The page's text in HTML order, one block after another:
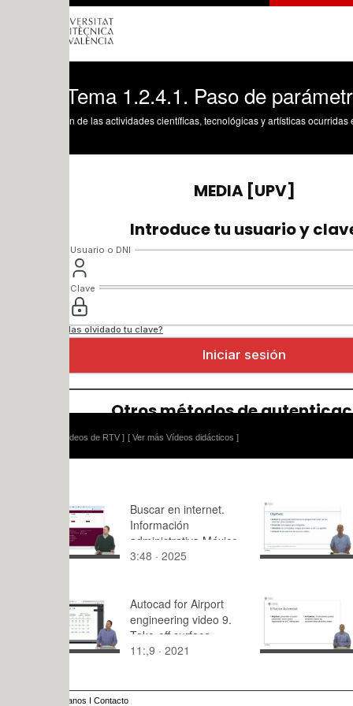
1.2.4.1. Paso de parámetros
de las actividades científicas, tecnológicas y artísticas ocurridas en los tres
[ Ver más Vídeos didácticos ]
Buscar en internet.
Información
administrativa México
3:48 · 2025
Módulo 4
Barreras |
3:41 · 2019
Autocad for Airport
engineering video 9.
Take-off surface
11:,9 · 2021
la
Valenciana
8:10 · 2018